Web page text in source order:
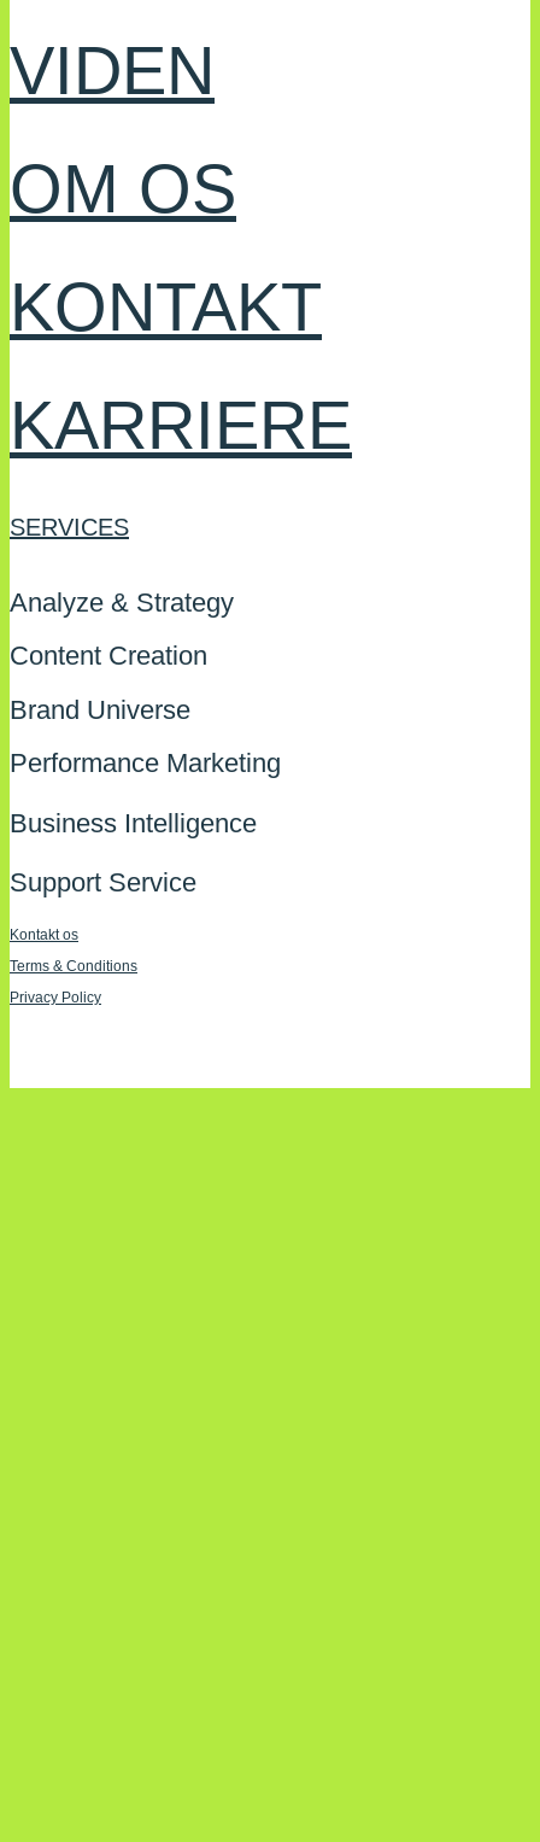
VIDEN
OM OS
KONTAKT
KARRIERE
SERVICES
Analyze & Strategy
Content Creation
Brand Universe
Performance Marketing
Business Intelligence
Support Service
Kontakt os
Terms & Conditions
Privacy Policy